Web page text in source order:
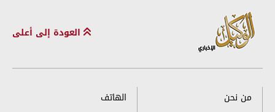
العودة إلى أعلى
من نحن
الهاتف